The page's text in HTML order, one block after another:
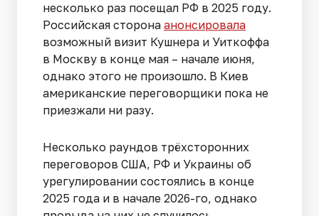
несколько раз посещал РФ в 2025 году.
Российская сторона анонсировала
возможный визит Кушнера и Уиткоффа
в Москву в конце мая – начале июня,
однако этого не произошло. В Киев
американские переговорщики пока не
приезжали ни разу.
Несколько раундов трёхсторонних
переговоров США, РФ и Украины об
урегулировании состоялись в конце
2025 года и в начале 2026-го, однако